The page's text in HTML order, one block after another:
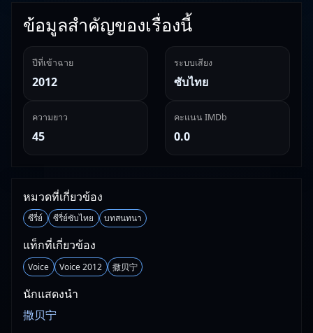
ข้อมูลสำคัญของเรื่องนี้
ปีที่เข้าฉาย
2012
ระบบเสียง
ซับไทย
ความยาว
45
คะแนน IMDb
0.0
หมวดที่เกี่ยวข้อง
ซีรี่ย์ ซีรี่ย์ซับไทย บทสนทนา
แท็กที่เกี่ยวข้อง
Voice Voice 2012 撒贝宁
นักแสดงนำ
撒贝宁